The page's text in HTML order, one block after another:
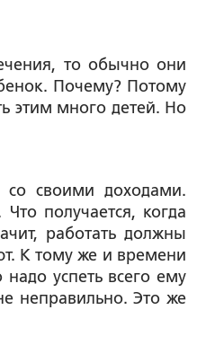
то обычно они
Почему? Потому
этим много детей. Но
со своими доходами.
получается, когда
работать должны
К тому же и времени
успеть всего ему
неправильно. Это же